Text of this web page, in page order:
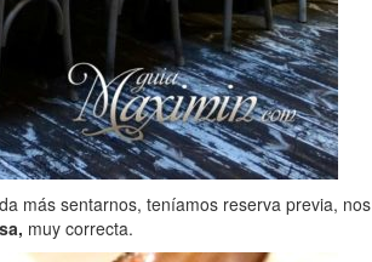
más sentarnos, teníamos reserva previa, nos
muy correcta.